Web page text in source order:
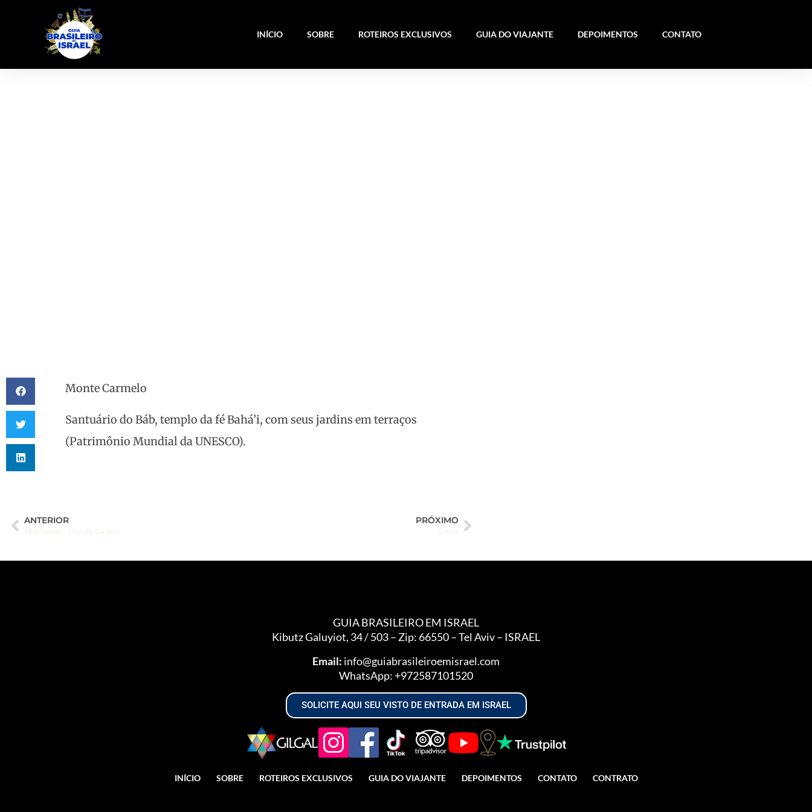
INÍCIO SOBRE ROTEIROS EXCLUSIVOS GUIA DO VIAJANTE DEPOIMENTOS CONTATO
Monte Carmelo
Santuário do Báb, templo da fé Bahá’i, com seus jardins em terraços
(Patrimônio Mundial da UNESCO).
ANTERIOR PRÓXIMO
GUIA BRASILEIRO EM ISRAEL
Kibutz Galuyiot, 34 / 503 – Zip: 66550 – Tel Aviv – ISRAEL
Email: info@guiabrasileiroemisrael.com
WhatsApp:+972587101520
SOLICITE AQUI SEU VISTO DE ENTRADA EM ISRAEL
INÍCIO SOBRE ROTEIROS EXCLUSIVOS GUIA DO VIAJANTE DEPOIMENTOS CONTATO CONTRATO